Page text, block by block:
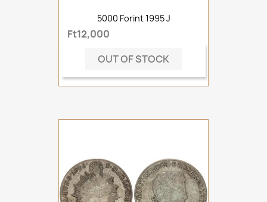
5000 Forint 1995 J
Ft12,000
OUT OF STOCK